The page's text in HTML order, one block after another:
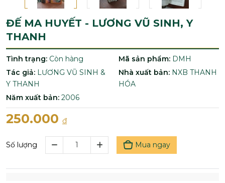
ĐẾ MA HUYẾT - LƯƠNG VŨ SINH, Y
THANH
Tình trạng: Còn hàng Mã sản phẩm: DMH
Tác giả: LƯƠNG VŨ SINH &
Y THANH
Nhà xuất bản: NXB THANH
HÓA
Năm xuất bản: 2006
250.000 đ
Số lượng Mua ngay